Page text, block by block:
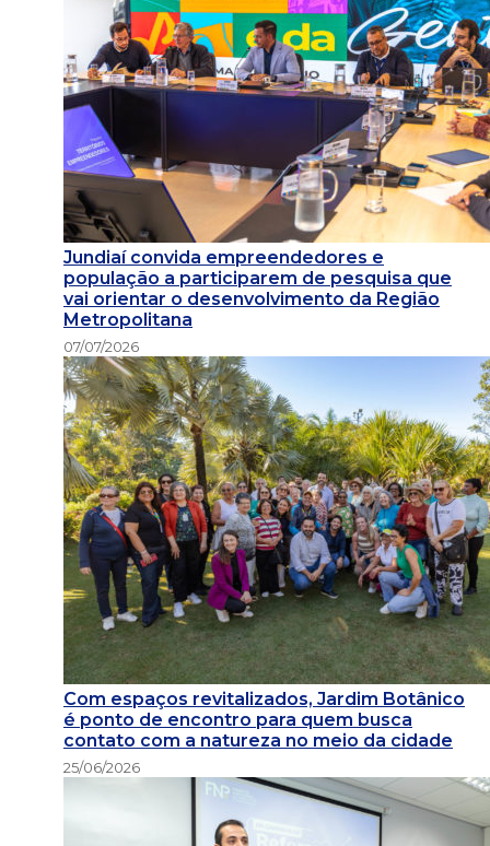
Jundiaí convida empreendedores e
população a participarem de pesquisa que
vai orientar o desenvolvimento da Região
Metropolitana
07/07/2026
Com espaços revitalizados, Jardim Botânico
é ponto de encontro para quem busca
contato com a natureza no meio da cidade
25/06/2026